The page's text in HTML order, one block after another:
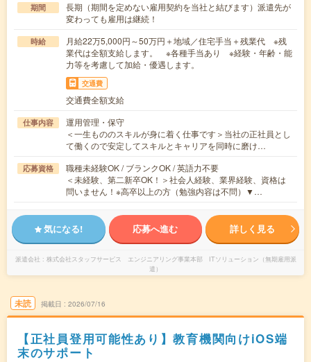
期間
長期（期間を定めない雇用契約を当社と結びます）派遣先が
変わっても雇用は継続！
時給
月給22万5,000円～50万円＋地域／住宅手当＋残業代 ※残
業代は全額支給します。 ※各種手当あり ※経験・年齢・能
力等を考慮して加給・優遇します。
交通費
交通費全額支給
仕事内容
運用管理・保守
＜一生もののスキルが身に着く仕事です＞当社の正社員とし
て働くので安定してスキルとキャリアを同時に磨け…
応募資格
職種未経験OK / ブランクOK / 英語力不要
＜未経験、第二新卒OK！＞社会人経験、業界経験、資格は
問いません！※高卒以上の方（勉強内容は不問）▼…
気になる! 応募へ進む 詳しく見る
派遣会社
株式会社スタッフサービス エンジニアリング事業本部 ITソリューション（無期雇用派
遣）
未読 掲載日 2026/07/16
【正社員登用可能性あり】教育機関向けiOS端
末のサポート